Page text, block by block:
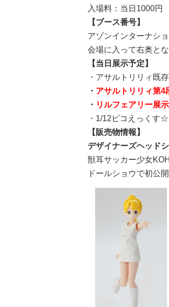
入場料：当日1000円
【ブース番号】
アゾンインターナシ
会場に入って右奥とな
【当日展示予定】
・アサルトリリィ既
・ アサルトリリィ第4
・ リルフェアリー展示
・1/12ピコえっくす
【販売物情報】
デザイナーズヘッド
獣耳サッカー少女
ドールショウで初公